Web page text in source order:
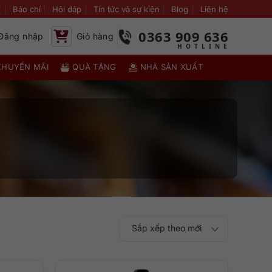
Báo chí Hỏi đáp Tin tức và sự kiện Blog Liên hệ
nhập Giỏ hàng 0363 909 636
MÃI QUÀ TẶNG NHÀ SẢN XUẤT
Sắp xếp theo
Sắp xếp theo mới